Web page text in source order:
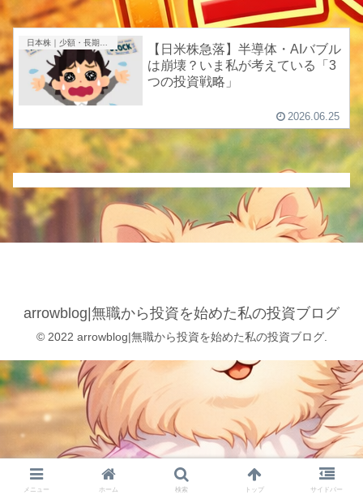
日本株｜少額・長期投資
【日米株急落】半導体・AIバブル
は崩壊？いま私が考えている「3
つの投資戦略」
2026.06.25
arrowblog|無職から投資を始めた私の投資ブログ
© 2022 arrowblog|無職から投資を始めた私の投資ブログ.
メニュー ホーム 検索 トップ サイドバー